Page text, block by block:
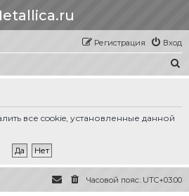
Вход
Регистрация
все cookie, установленные данной
Часовой пояс: UTC+03:00